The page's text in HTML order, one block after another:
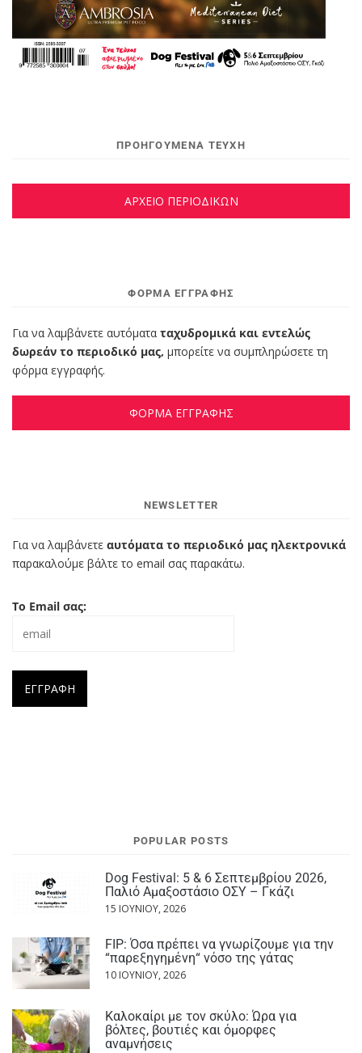
ΠΡΟΗΓΟΥΜΕΝΑ ΤΕΥΧΗ
ΑΡΧΕΙΟ ΠΕΡΙΟΔΙΚΩΝ
ΦΌΡΜΑ ΕΓΓΡΑΦΉΣ
Για να λαμβάνετε αυτόματα ταχυδρομικά και εντελώς
δωρεάν το περιοδικό μας, μπορείτε να συμπληρώσετε τη
φόρμα εγγραφής.
ΦΟΡΜΑ ΕΓΓΡΑΦΗΣ
NEWSLETTER
Για να λαμβάνετε αυτόματα το περιοδικό μας ηλεκτρονικά
παρακαλούμε βάλτε το email σας παρακάτω.
Το Email σας:
POPULAR POSTS
Dog Festival: 5 & 6 Σεπτεμβρίου 2026,
Παλιό Αμαξοστάσιο ΟΣΥ – Γκάζι
15 ΙΟΥΝΊΟΥ, 2026
FIP: Όσα πρέπει να γνωρίζουμε για την
“παρεξηγημένη“ νόσο της γάτας
10 ΙΟΥΝΊΟΥ, 2026
Καλοκαίρι με τον σκύλο: Ώρα για
βόλτες, βουτιές και όμορφες
αναμνήσεις